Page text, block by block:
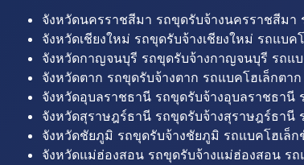
จังหวัดนครราชสีมา รถขุดรับจ้างนครราชสีม
จังหวัดเชียงใหม่ รถขุดรับจ้างเชียงใหม่ รถแบค
จังหวัดกาญจนบุรี รถขุดรับจ้างกาญจนบุรี รถแ
จังหวัดตาก รถขุดรับจ้างตาก รถแบคโฮเล็กตา
จังหวัดอุบลราชธานี รถขุดรับจ้างอุบลราชธา
จังหวัดสุราษฎร์ธานี รถขุดรับจ้างสุราษฎร์ธา
จังหวัดชัยภูมิ รถขุดรับจ้างชัยภูมิ รถแบคโฮเล็
จังหวัดแม่ฮ่องสอน รถขุดรับจ้างแม่ฮ่องสอน ร